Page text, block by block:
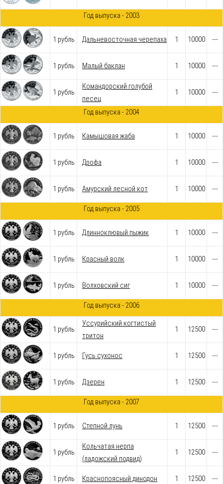
Год выпуска - 2003
1 рубль Дальневосточная черепаха 1 10000 ---
1 рубль Малый баклан 1 10000 ---
1 рубль
Командорский голубой
песец
1 10000 ---
Год выпуска - 2004
1 рубль Камышовая жаба 1 10000 ---
1 рубль Дрофа 1 10000 ---
1 рубль Амурский лесной кот 1 10000 ---
Год выпуска - 2005
1 рубль Длинноклювый пыжик 1 10000 ---
1 рубль Красный волк 1 10000 ---
1 рубль Волховский сиг 1 10000 ---
Год выпуска - 2006
1 рубль
Уссурийский когтистый
тритон
1 12500 ---
1 рубль Гусь сухонос 1 12500 ---
1 рубль Дзерен 1 12500 ---
Год выпуска - 2007
1 рубль Степной лунь 1 12500 ---
1 рубль
Кольчатая нерпа
(ладожский подвид)
1 12500 ---
1 рубль Краснопоясный динодон 1 12500 ---